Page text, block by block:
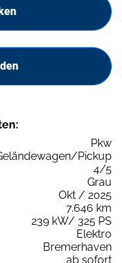
Pkw
Pickup
4/5
Grau
Okt / 2025
7.646 km
239 kW/ 325 PS
Elektro
Bremerhaven
ab sofort